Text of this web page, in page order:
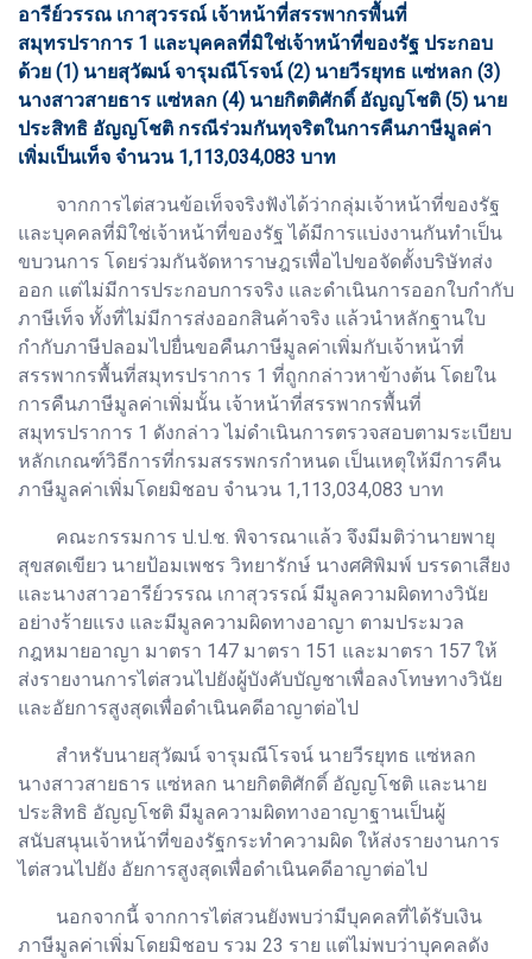
อารีย์วรรณ เกาสุวรรณ์ เจ้าหน้าที่สรรพากรพื้นที่
สมุทรปราการ 1 และบุคคลที่มิใช่เจ้าหน้าที่ของรัฐ ประกอบ
ด้วย (1) นายสุวัฒน์ จารุมณีโรจน์ (2) นายวีรยุทธ แซ่หลก (3)
นางสาวสายธาร แซ่หลก (4) นายกิตติศักดิ์ อัญญโชติ (5) นาย
ประสิทธิ อัญญโชติ กรณีร่วมกันทุจริตในการคืนภาษีมูลค่า
เพิ่มเป็นเท็จ จำนวน 1,113,034,083 บาท
จากการไต่สวนข้อเท็จจริงฟังได้ว่ากลุ่มเจ้าหน้าที่ของรัฐ
และบุคคลที่มิใช่เจ้าหน้าที่ของรัฐ ได้มีการแบ่งงานกันทำเป็น
ขบวนการ โดยร่วมกันจัดหาราษฎรเพื่อไปขอจัดตั้งบริษัทส่ง
ออก แต่ไม่มีการประกอบการจริง และดำเนินการออกใบกำกับ
ภาษีเท็จ ทั้งที่ไม่มีการส่งออกสินค้าจริง แล้วนำหลักฐานใบ
กำกับภาษีปลอมไปยื่นขอคืนภาษีมูลค่าเพิ่มกับเจ้าหน้าที่
สรรพากรพื้นที่สมุทรปราการ 1 ที่ถูกกล่าวหาข้างต้น โดยใน
การคืนภาษีมูลค่าเพิ่มนั้น เจ้าหน้าที่สรรพากรพื้นที่
สมุทรปราการ 1 ดังกล่าว ไม่ดำเนินการตรวจสอบตามระเบียบ
หลักเกณฑ์วิธีการที่กรมสรรพกรกำหนด เป็นเหตุให้มีการคืน
ภาษีมูลค่าเพิ่มโดยมิชอบ จำนวน 1,113,034,083 บาท
คณะกรรมการ ป.ป.ช. พิจารณาแล้ว จึงมีมติว่านายพายุ
สุขสดเขียว นายป้อมเพชร วิทยารักษ์ นางศศิพิมพ์ บรรดาเสียง
และนางสาวอารีย์วรรณ เกาสุวรรณ์ มีมูลความผิดทางวินัย
อย่างร้ายแรง และมีมูลความผิดทางอาญา ตามประมวล
กฎหมายอาญา มาตรา 147 มาตรา 151 และมาตรา 157 ให้
ส่งรายงานการไต่สวนไปยังผู้บังคับบัญชาเพื่อลงโทษทางวินัย
และอัยการสูงสุดเพื่อดำเนินคดีอาญาต่อไป
สำหรับนายสุวัฒน์ จารุมณีโรจน์ นายวีรยุทธ แซ่หลก
นางสาวสายธาร แซ่หลก นายกิตติศักดิ์ อัญญโชติ และนาย
ประสิทธิ อัญญโชติ มีมูลความผิดทางอาญาฐานเป็นผู้
สนับสนุนเจ้าหน้าที่ของรัฐกระทำความผิด ให้ส่งรายงานการ
ไต่สวนไปยัง อัยการสูงสุดเพื่อดำเนินคดีอาญาต่อไป
นอกจากนี้ จากการไต่สวนยังพบว่ามีบุคคลที่ได้รับเงิน
ภาษีมูลค่าเพิ่มโดยมิชอบ รวม 23 ราย แต่ไม่พบว่าบุคคลดัง